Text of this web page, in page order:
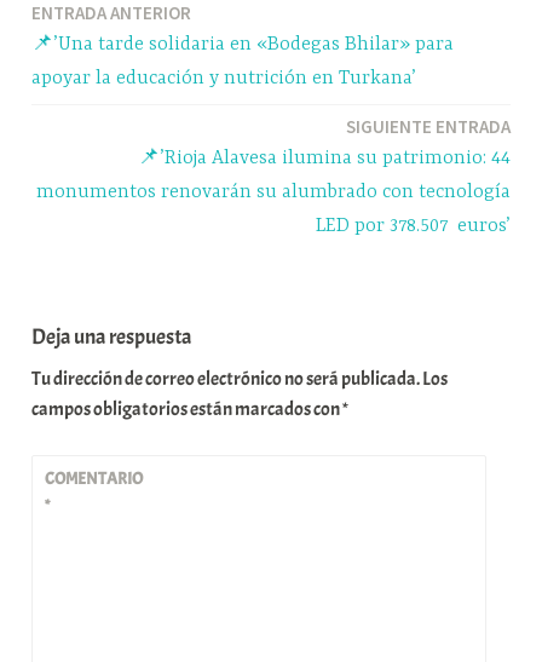
ppm rti
r
Navegación
ENTRADA ANTERIOR
📌’Una tarde solidaria en «Bodegas Bhilar» para
apoyar la educación y nutrición en Turkana’
SIGUIENTE ENTRADA
📌’Rioja Alavesa ilumina su patrimonio: 44
monumentos renovarán su alumbrado con tecnología
LED por 378.507 euros’
Deja una respuesta
Tu dirección de correo electrónico no será publicada.Los
campos obligatorios están marcados con*
COMENTARIO
*